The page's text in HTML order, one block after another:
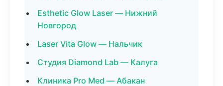
Esthetic Glow Laser — Нижний
Новгород
Laser Vita Glow — Нальчик
Студия Diamond Lab — Калуга
Клиника Pro Med — Абакан